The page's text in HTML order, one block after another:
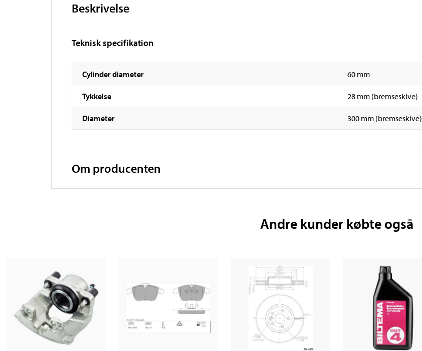
Beskrivelse
Teknisk specifikation
Cylinder diameter 60 mm
Tykkelse 28 mm (bremseskive)
Diameter 300 mm (bremseskive)
Om producenten
Andre kunder købte også